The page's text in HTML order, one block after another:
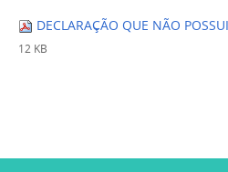
DECLARAÇÃO QUE NÃO
12 KB